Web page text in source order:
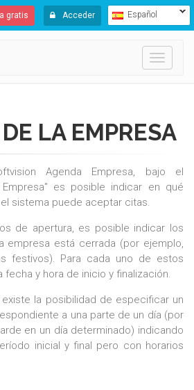
gratis Acceder Español
Toggle
LA EMPRESA
Agenda Empresa, bajo el
es posible indicar en qué
sistema puede aceptar citas.
de apertura, es posible indicar los
empresa está cerrada (por ejemplo,
festivos). Para cada uno de estos
fecha y hora de inicio y finalización.
la posibilidad de especificar un
a una parte de un día (por
en un día determinado) indicando
inicial y final pero con horarios